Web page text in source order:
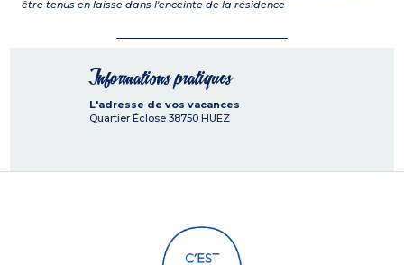
être tenus en laisse dans l'enceinte de la résidence
Informations pratiques
L'adresse de vos vacances
Quartier Éclose 38750 HUEZ